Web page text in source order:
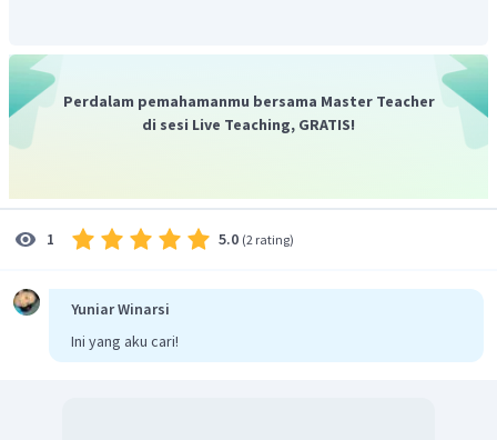
Perdalam pemahamanmu bersama Master Teacher
di sesi Live Teaching, GRATIS!
1 5.0 (2 rating)
Yuniar Winarsi
Ini yang aku cari!